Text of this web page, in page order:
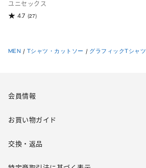
ユニセックス
4.7 (27)
MEN / Tシャツ・カットソー / グラフィックTシャツ
会員情報
お買い物ガイド
交換・返品